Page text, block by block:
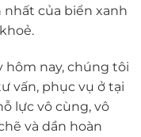
của biển xanh
hôm nay, chúng tôi
vấn, phục vụ ở tại
lực vô cùng, vô
và dần hoàn